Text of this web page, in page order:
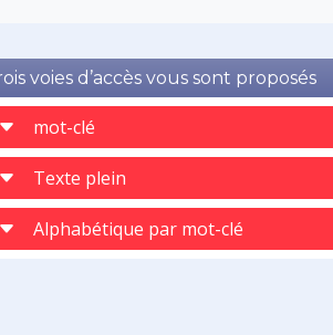
voies d’accès vous sont proposés
mot-clé
Texte plein
Alphabétique par mot-clé